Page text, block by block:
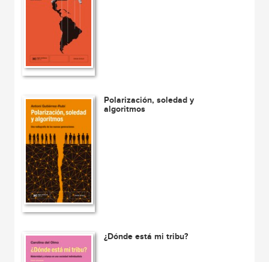
Polarización, soledad y
algoritmos
¿Dónde está mi tribu?